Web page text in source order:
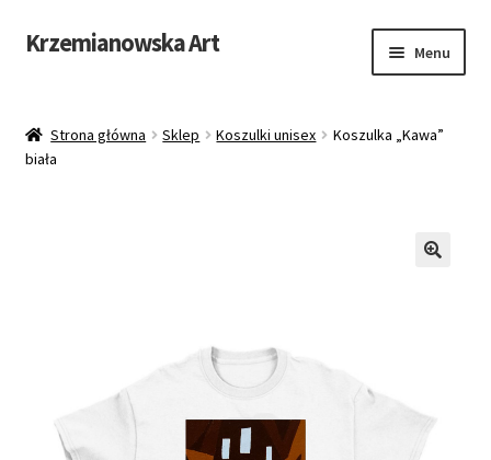
Przejdź
Przejdź
Krzemianowska Art Menu
O mnie
Strona główna Sklep Koszulki unisex
Koszulka „Kawa”
biała